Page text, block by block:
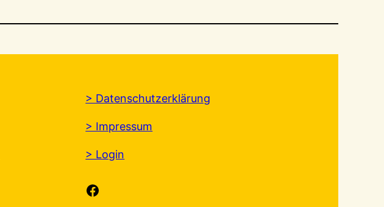
> Datenschutzerklärung
> Impressum
> Login
Facebook